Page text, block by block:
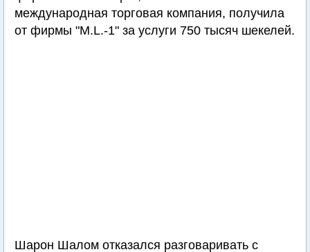
международная торговая компания, получила
от фирмы "M.L.-1" за услуги 750 тысяч шекелей.
Шарон Шалом отказался разговаривать с